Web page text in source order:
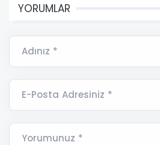
YORUMLAR
Adınız *
E-Posta Adresiniz *
Yorumunuz *